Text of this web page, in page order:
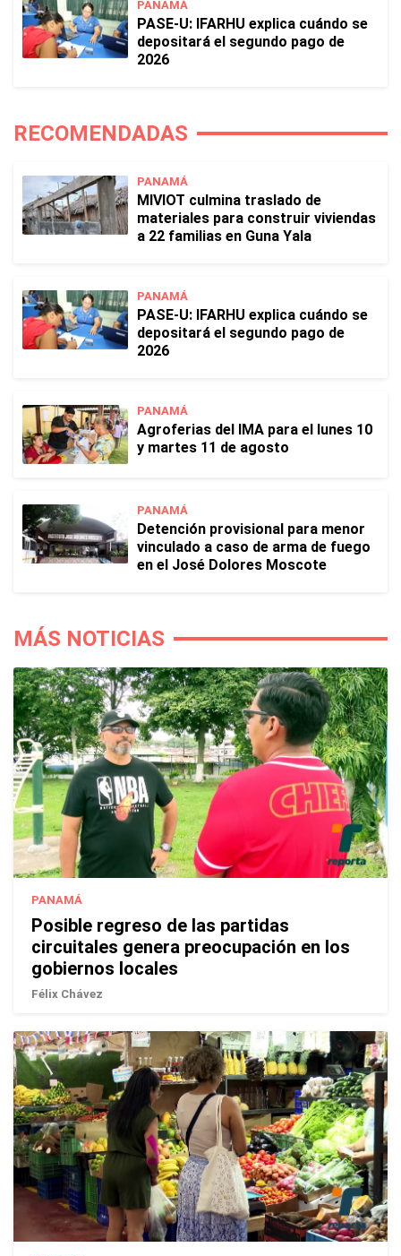
PANAMÁ
PASE-U: IFARHU explica cuándo se
depositará el segundo pago de
2026
RECOMENDADAS
PANAMÁ
MIVIOT culmina traslado de
materiales para construir viviendas
a 22 familias en Guna Yala
PANAMÁ
PASE-U: IFARHU explica cuándo se
depositará el segundo pago de
2026
PANAMÁ
Agroferias del IMA para el lunes 10
y martes 11 de agosto
PANAMÁ
Detención provisional para menor
vinculado a caso de arma de fuego
en el José Dolores Moscote
MÁS NOTICIAS
PANAMÁ
Posible regreso de las partidas
circuitales genera preocupación en los
gobiernos locales
Félix Chávez